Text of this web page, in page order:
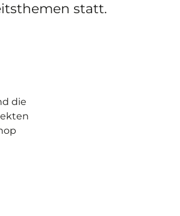
statt.
die